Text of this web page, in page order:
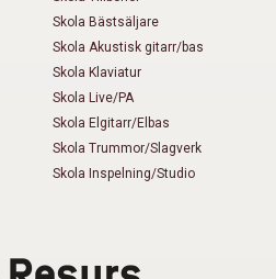
Skola Bästsäljare
Skola Akustisk gitarr/bas
Skola Klaviatur
Skola Live/PA
Skola Elgitarr/Elbas
Skola Trummor/Slagverk
Skola Inspelning/Studio